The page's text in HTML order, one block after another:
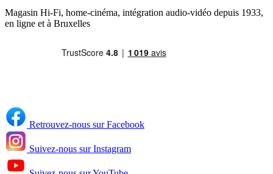
Magasin Hi-Fi, home-cinéma, intégration audio-vidéo depuis 1933,
en ligne et à Bruxelles
Retrouvez-nous sur Facebook
Suivez-nous sur Instagram